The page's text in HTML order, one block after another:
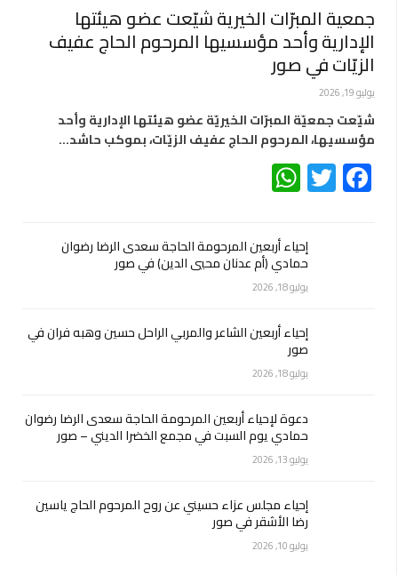
جمعية المبرّات الخيرية شيّعت عضو هيئتها
الإدارية وأحد مؤسسيها المرحوم الحاج عفيف
الزيّات في صور
يوليو 19, 2026
شيّعت جمعيّة المبرّات الخيريّة عضو هيئتها الإدارية وأحد
مؤسسيها، المرحوم الحاج عفيف الزيّات، بموكب حاشد…
Facebook
Twitter
إحياء أربعين المرحومة الحاجة سعدى الرضا رضوان
حمادي (أم عدنان محيي الدين) في صور
يوليو 18, 2026
إحياء أربعين الشاعر والمربي الراحل حسين وهبه فران في
صور
يوليو 18, 2026
دعوة لإحياء أربعين المرحومة الحاجة سعدى الرضا رضوان
حمادي يوم السبت في مجمع الخضرا الديني – صور
يوليو 13, 2026
إحياء مجلس عزاء حسيني عن روح المرحوم الحاج ياسين
رضا الأشقر في صور
يوليو 10, 2026